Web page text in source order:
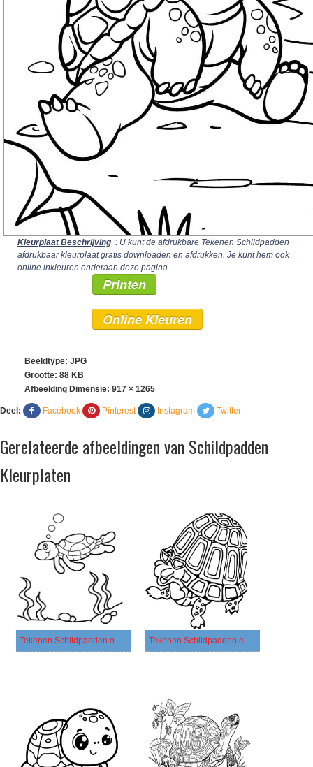
Kleurplaat Beschrijving : U kunt de afdrukbare Tekenen Schildpadden
afdrukbaar kleurplaat gratis downloaden en afdrukken. Je kunt hem ook
online inkleuren onderaan deze pagina.
Printen
Online Kleuren
Beeldtype: JPG
Grootte: 88 KB
Afbeelding Dimensie: 917 × 1265
Deel: Facebook Pinterest Instagram Twitter
Gerelateerde afbeeldingen van Schildpadden
Kleurplaten
Tekenen Schildpadden onder de zee Tekenen Schildpadden eenvoudig